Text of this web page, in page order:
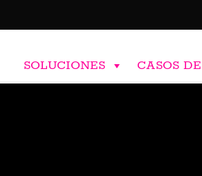
SOLUCIONES CASOS